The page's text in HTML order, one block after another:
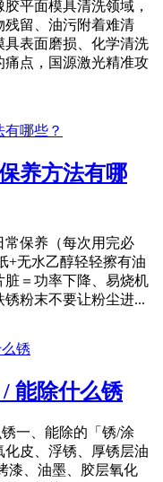
平面模具清洗领域，
残留、油污附着难清
表面磨损、化学清洗
点，国源激光精准攻
养方法有哪
常保养（每次用完必
+无水乙醇轻轻擦有油
＝功率下降、易烧机
粉末不要让粉尘进...
能除什么锈
一、能除的「锈/涂
皮、浮锈、厚锈层油
漆、油墨、胶层氧化